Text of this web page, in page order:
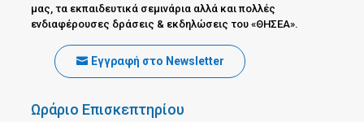
μας, τα εκπαιδευτικά σεμινάρια αλλά και πολλές
ενδιαφέρουσες δράσεις & εκδηλώσεις του «ΘΗΣΕΑ».
Εγγραφή στο Newsletter
Ωράριο Επισκεπτηρίου